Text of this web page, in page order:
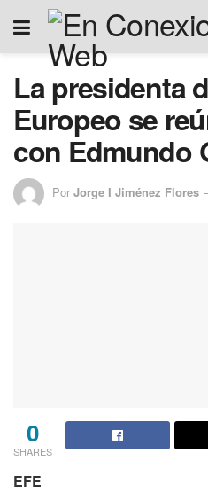
La presidenta
Europeo se
con Edmundo
Por Jorge I Jiménez Flores
0
SHARES
EFE